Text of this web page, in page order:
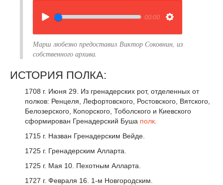
00:00
Марш любезно предоставил Виктор Соковнин, из
собственного архива.
ИСТОРИЯ ПОЛКА:
1708 г. Июня 29. Из гренадерских рот, отделенных от
полков: Ренцеля, Лефортовского, Ростовского, Вятского,
Белозерского, Копорского, Тоболского и Киевского
сформирован Гренадерский Буша полк.
1715 г. Назван Гренадерским Вейде.
1725 г. Гренадерским Алларта.
1725 г. Мая 10. Пехотным Алларта.
1727 г. Февраля 16. 1-м Новгородским.